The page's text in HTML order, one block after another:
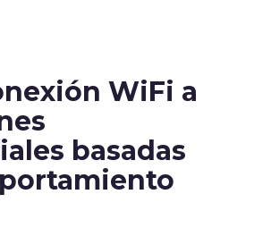
WiFi a
basadas